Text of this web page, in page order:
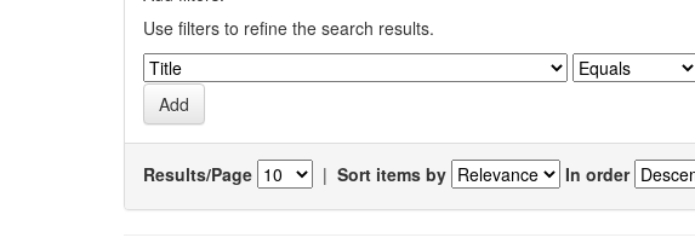
Use filters to refine the search results.
Results/Page | Sort items by In order